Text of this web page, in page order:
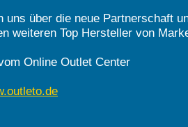
uns über die neue Partnerschaft
weiteren Top Hersteller von
Online Outlet Center